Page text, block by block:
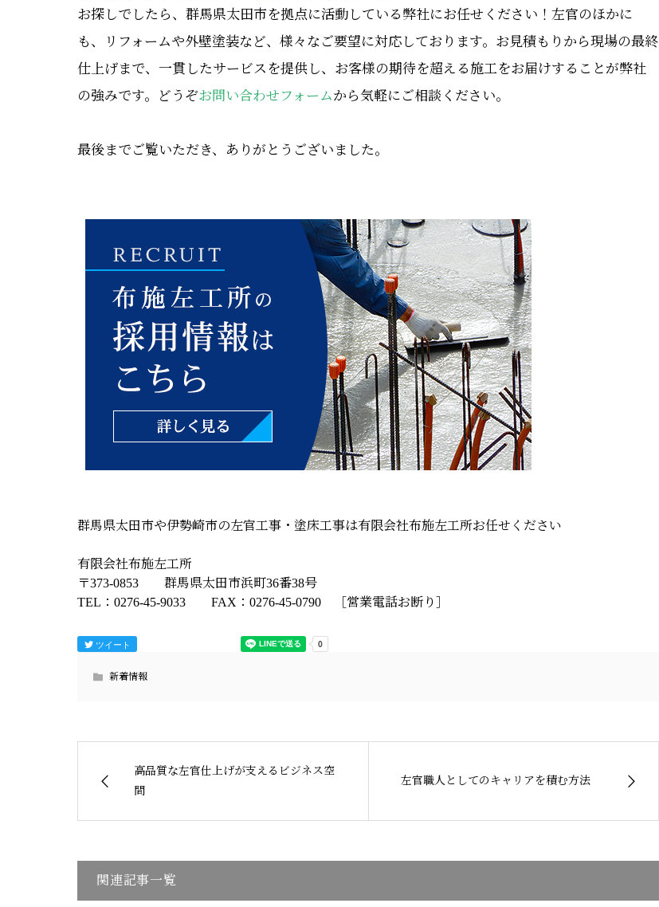
お探しでしたら、群馬県太田市を拠点に活動している弊社にお任せください！左官のほかに
も、リフォームや外壁塗装など、様々なご要望に対応しております。お見積もりから現場の最終
仕上げまで、一貫したサービスを提供し、お客様の期待を超える施工をお届けすることが弊社
の強みです。どうぞお問い合わせフォームから気軽にご相談ください。
最後までご覧いただき、ありがとうございました。
群馬県太田市や伊勢崎市の左官工事・塗床工事は有限会社布施左工所お任せください
有限会社布施左工所
〒373-0853 群馬県太田市浜町36番38号
TEL：0276-45-9033 FAX：0276-45-0790 ［営業電話お断り］
ツイート
新着情報
高品質な左官仕上げが支えるビジネス空
間
左官職人としてのキャリアを積む方法
関連記事一覧